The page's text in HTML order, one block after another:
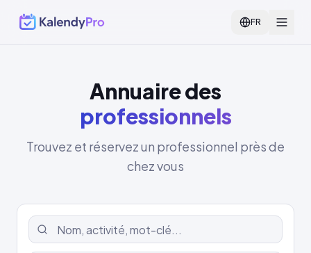
FR
Annuaire des
professionnels
Trouvez et réservez un professionnel près de
chez vous